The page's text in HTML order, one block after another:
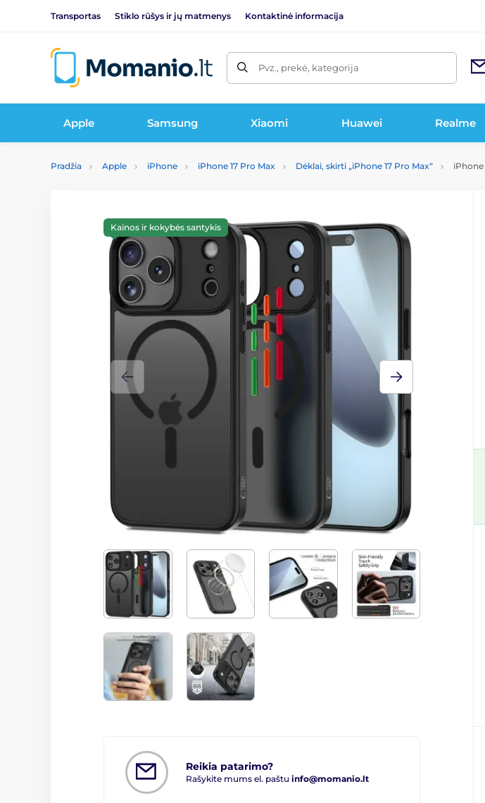
Transportas Stiklo rūšys ir jų matmenys Kontaktinė informacija
Pvz., prekė, kategorija
Apple Samsung Xiaomi Huawei Realme
Pradžia Apple iPhone iPhone 17 Pro Max Dėklai, skirti „iPhone 17 Pro Max“ iPhone
Reikia patarimo?
Rašykite mums el. paštu info@momanio.lt
Kainos ir kokybės santykis